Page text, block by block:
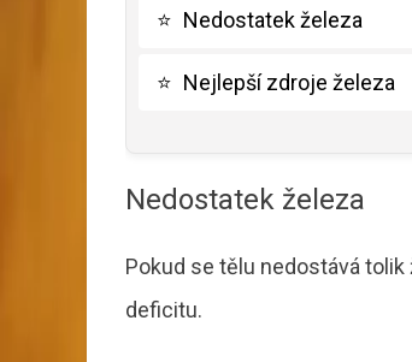
⭐ Nedostatek železa
⭐ Nejlepší zdroje železa
Nedostatek železa
Pokud se tělu nedostává
deficitu.